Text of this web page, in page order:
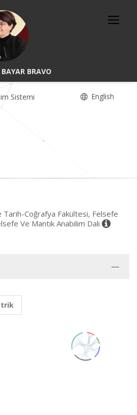
BRAVO
Sistemi English
Tarih-Coğrafya Fakültesi, Felsefe
Ve Mantık Anabilim Dalı